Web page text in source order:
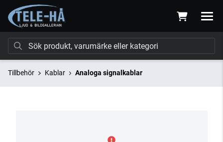
Tillbehör Kablar Analoga signalkablar